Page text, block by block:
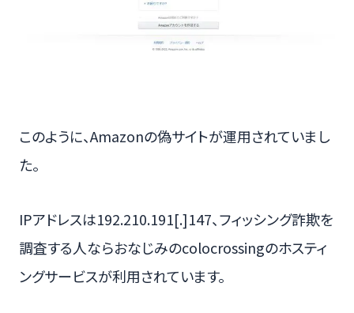
このように、Amazonの偽サイトが運用されていまし
た。
IPアドレスは192.210.191[.]147、フィッシング詐欺を
調査する人ならおなじみのcolocrossingのホスティ
ングサービスが利用されています。